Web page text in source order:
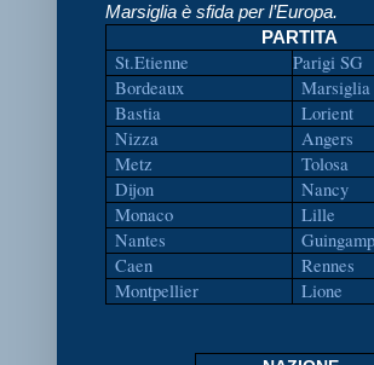
Marsiglia è sfida per l’Europa.
PARTITA
St.Etienne Parigi SG
Bordeaux Marsiglia
Bastia Lorient
Nizza Angers
Metz Tolosa
Dijon Nancy
Monaco Lille
Nantes Guingamp
Caen Rennes
Montpellier Lione